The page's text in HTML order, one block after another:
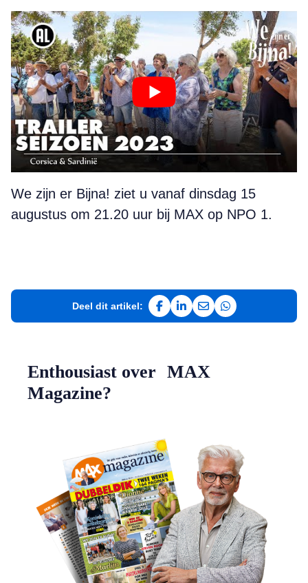
We zijn er Bijna! ziet u vanaf dinsdag 15
augustus om 21.20 uur bij MAX op NPO 1.
Deel dit artikel:
Deel op Facebook
Deel op LinkedIn
Deel via e-mail
Deel via
Enthousiast over MAX
Magazine?